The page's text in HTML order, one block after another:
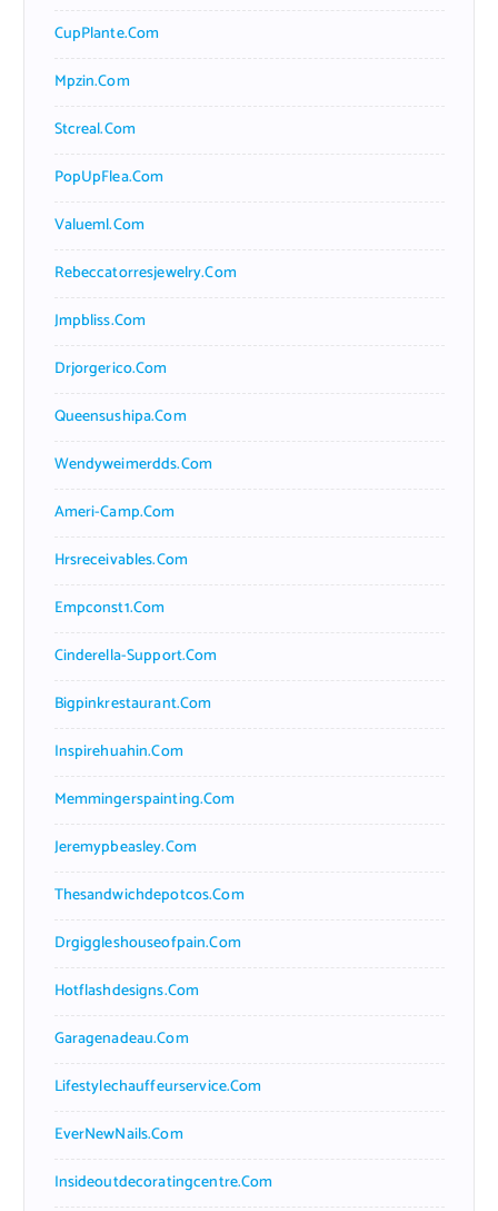
CupPlante.com
Mpzin.com
Stcreal.com
PopUpFlea.com
Valueml.com
Rebeccatorresjewelry.com
Jmpbliss.com
Drjorgerico.com
Queensushipa.com
Wendyweimerdds.com
Ameri-Camp.com
Hrsreceivables.com
Empconst1.com
Cinderella-Support.com
Bigpinkrestaurant.com
Inspirehuahin.com
Memmingerspainting.com
Jeremypbeasley.com
Thesandwichdepotcos.com
Drgiggleshouseofpain.com
Hotflashdesigns.com
Garagenadeau.com
Lifestylechauffeurservice.com
EverNewNails.com
Insideoutdecoratingcentre.com